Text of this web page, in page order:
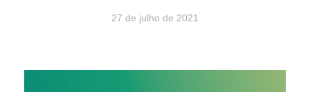
27 de julho de 2021